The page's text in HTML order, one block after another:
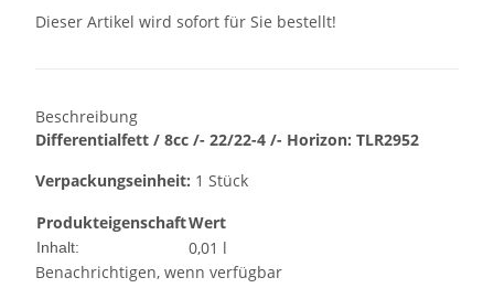
Dieser Artikel wird sofort für Sie bestellt!
Beschreibung
Differentialfett / 8cc /- 22/22-4 /- Horizon: TLR2952
Verpackungseinheit: 1 Stück
ProdukteigenschaftWert
Inhalt:
0,01 l
Benachrichtigen, wenn verfügbar